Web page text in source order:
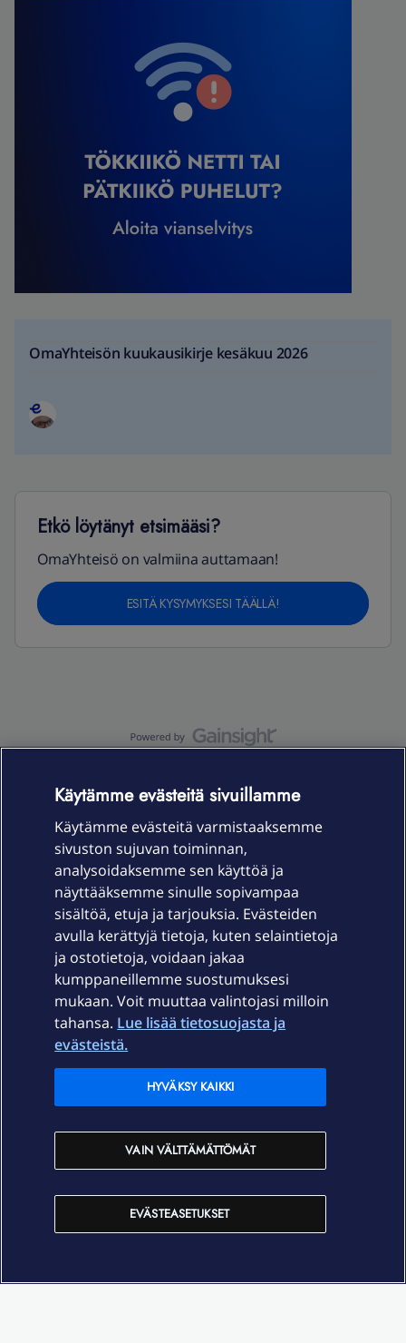
OmaYhteisön kuukausikirje kesäkuu 2026
Etkö löytänyt etsimääsi?
OmaYhteisö on valmiina auttamaan!
ESITÄ KYSYMYKSESI TÄÄLLÄ!
Laitteet & liittymät
Palvelut
Ajankohtaista
Elisa Oyj
In English
Käytämme evästeitä sivuillamme
Käytämme evästeitä varmistaaksemme
sivuston sujuvan toiminnan,
analysoidaksemme sen käyttöä ja
näyttääksemme sinulle sopivampaa
sisältöä, etuja ja tarjouksia. Evästeiden
avulla kerättyjä tietoja, kuten selaintietoja
ja ostotietoja, voidaan jakaa
kumppaneillemme suostumuksesi
mukaan. Voit muuttaa valintojasi milloin
tahansa. Lue lisää tietosuojasta ja
evästeistä.
EVÄSTEASETUKSET
VAIN VÄLTTÄMÄTTÖMÄT
HYVÄKSY KAIKKI